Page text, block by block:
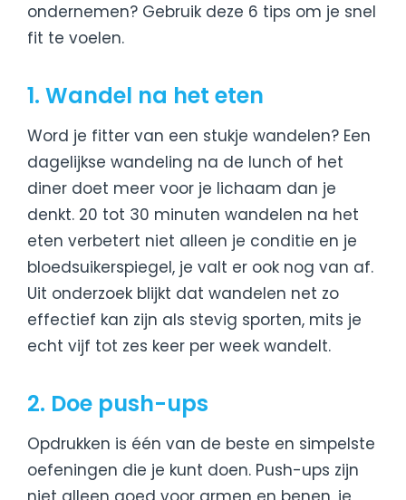
ondernemen? Gebruik deze 6 tips om je snel
fit te voelen.
1. Wandel na het eten
Word je fitter van een stukje wandelen? Een
dagelijkse wandeling na de lunch of het
diner doet meer voor je lichaam dan je
denkt. 20 tot 30 minuten wandelen na het
eten verbetert niet alleen je conditie en je
bloedsuikerspiegel, je valt er ook nog van af.
Uit onderzoek blijkt dat wandelen net zo
effectief kan zijn als stevig sporten, mits je
echt vijf tot zes keer per week wandelt.
2. Doe push-ups
Opdrukken is één van de beste en simpelste
oefeningen die je kunt doen. Push-ups zijn